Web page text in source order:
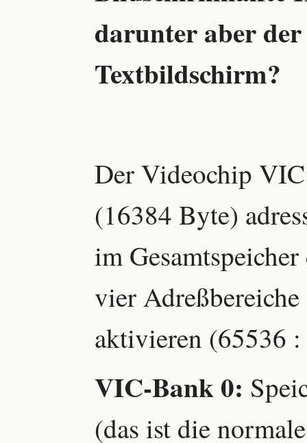
darunter aber
Textbildschirm?
Der Videochip
(16384 Byte)
im
vier
aktivieren (65536
VIC-Bank 0:
(das ist die